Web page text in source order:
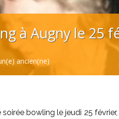
à Augny le 25
ancien(ne)
bowling le jeudi 25